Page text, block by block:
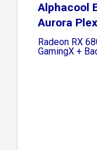
Alphacool
Aurora
Radeon RX
GamingX +